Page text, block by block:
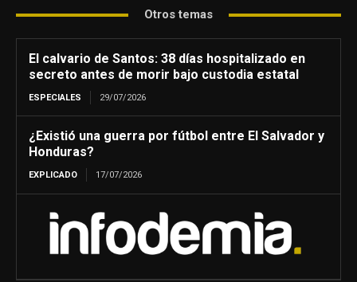
Otros temas
El calvario de Santos: 38 días hospitalizado en
secreto antes de morir bajo custodia estatal
ESPECIALES 29/07/2026
¿Existió una guerra por fútbol entre El Salvador y
Honduras?
EXPLICADO 17/07/2026